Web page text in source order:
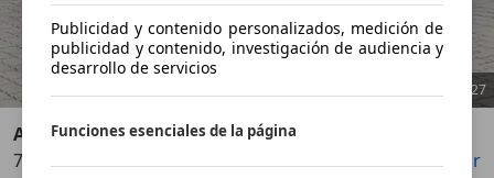
Anterior
27
Aston Martin DBX
707 - Minotaur Green -
Guardar Compartir
Publicidad y contenido personalizados, medición de
publicidad y contenido, investigación de audiencia y
desarrollo de servicios
Funciones esenciales de la página